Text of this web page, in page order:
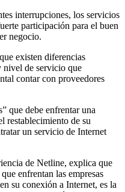
interrupciones, los servicios
participación para el buen
negocio.
existen diferencias
nivel de servicio que
contar con proveedores
que debe enfrentar una
restablecimiento de su
un servicio de Internet
de Netline, explica que
enfrentan las empresas
su conexión a Internet, es la